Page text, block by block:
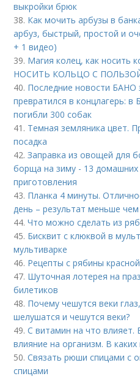
выкройки брюк
38. Как мочить арбузы в
арбуз, быстрый, простой и
+ 1 видео)
39. Магия колец, как носить
НОСИТЬ КОЛЬЦО С
40. Последние новости БАНО
превратился в концлагерь:
погибли 300 собак
41. Темная земляника цвет.
посадка
42.Заправка из овощей для
борща на зиму - 13 домашних
приготовления
43. Планка 4 минуты.
день – результат меньше чем
44.Что можно сделать из
45. Бисквит с клюквой в
мультиварке
46. Рецепты с рябины
47. Шуточная лотерея на
билетиков
48. Почему чешутся веки
шелушатся и чешутся веки?
49.С витамин на что
влияние на организм. В
50.Связать рюши спицами с
спицами